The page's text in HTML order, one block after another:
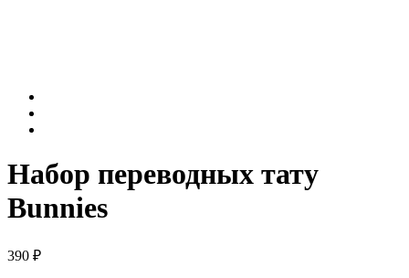
Набор переводных тату
Bunnies
390 ₽